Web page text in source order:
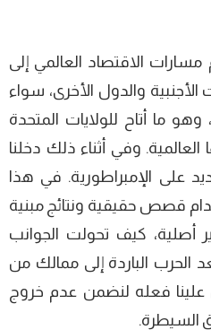
الاقتصاد العالمي إلى
والدول الأخرى، سواء
وهو ما أتاح للولايات المتحدة
وفي أثناء ذلك دخلنا
على الإمبراطورية. في هذا
قصص حقيقية ونتائج مبنية
أصلية، كيف تحولت الجوانب
الحرب الباردة إلى ممالك من
علينا فعله لنضمن عدم خروج
السيطرة.